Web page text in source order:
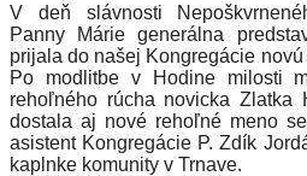
V deň slávnosti
Panny Márie generálna
prijala do našej Kongregácie
Po modlitbe v Hodine milosti
rehoľného rúcha novicka Zlatka
dostala aj nové rehoľné meno
asistent Kongregácie P. Zdík
kaplnke komunity v Trnave.